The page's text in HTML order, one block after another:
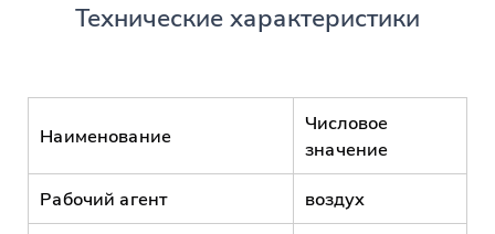
Технические характеристики
Наименование
Числовое
значение
Рабочий агент воздух